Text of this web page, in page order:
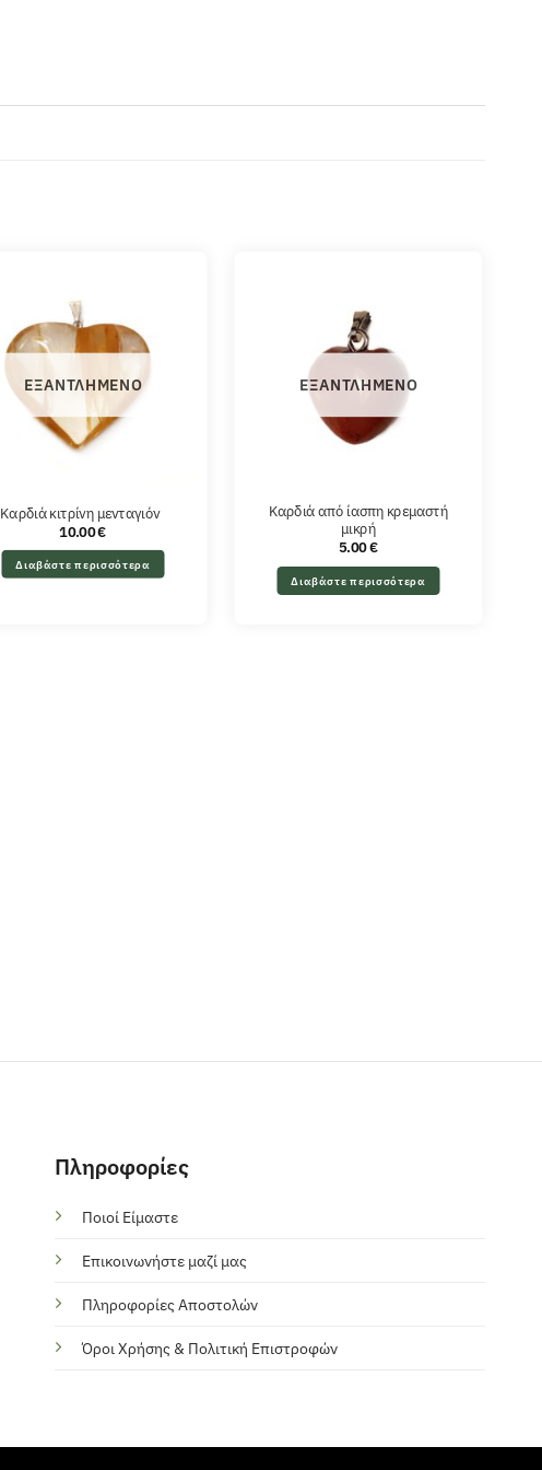
ΕΞΑΝΤΛΗΜΈΝΟ
Καρδιά κιτρίνη μενταγιόν
10.00€
Διαβάστε περισσότερα
ΕΞΑΝΤΛΗΜΈΝΟ
Καρδιά από ίασπη κρεμαστή
μικρή
5.00€
Διαβάστε περισσότερα
Πληροφορίες
Ποιοί Είμαστε
Επικοινωνήστε μαζί μας
Πληροφορίες Αποστολών
Όροι Χρήσης & Πολιτική Επιστροφών